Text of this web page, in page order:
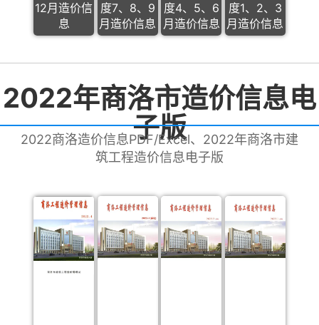
12月造价信
息
度7、8、9
月造价信息
度4、5、6
月造价信息
度1、2、3
月造价信息
2022年商洛市造价信息电
子版
2022商洛造价信息PDF/Excel、2022年商洛市建
筑工程造价信息电子版